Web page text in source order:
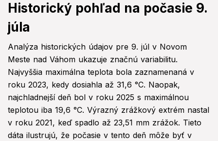
Historický pohľad na počasie 9.
júla
Analýza historických údajov pre 9. júl v Novom
Meste nad Váhom ukazuje značnú variabilitu.
Najvyššia maximálna teplota bola zaznamenaná v
roku 2023, kedy dosiahla až 31,6 °C. Naopak,
najchladnejší deň bol v roku 2025 s maximálnou
teplotou iba 19,6 °C. Výrazný zrážkový extrém nastal
v roku 2021, keď spadlo až 23,51 mm zrážok. Tieto
dáta ilustrujú, že počasie v tento deň môže byť v